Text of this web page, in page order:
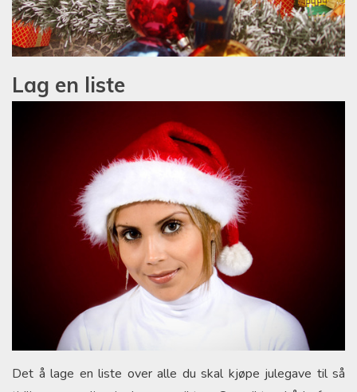
Lag en liste
Det å lage en liste over alle du skal kjøpe julegave til så